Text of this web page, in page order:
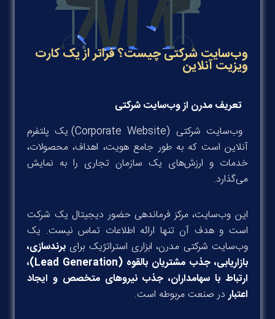
وب‌سایت شرکتی چیست؟ فراتر از یک کارت
ویزیت آنلاین
تعریف مدرن از وب‌سایت شرکتی
وب‌سایت شرکتی (Corporate Website) یک پلتفرم
آنلاین است که به طور جامع هویت، اهداف، محصولات،
خدمات و ارزش‌های یک سازمان تجاری را به نمایش
می‌گذارد.
این وب‌سایت، مرکز فرماندهی حضور دیجیتال یک شرکت
است و هدف آن تنها ارائه اطلاعات تماس نیست. یک
وب‌سایت شرکتی مدرن، ابزاری استراتژیک برای برندسازی،
بازاریابی، جذب مشتریان بالقوه (Lead Generation)،
ارتباط با سهامداران، جذب نیروهای متخصص و ایجاد
اعتباردر صنعت مربوطه است.